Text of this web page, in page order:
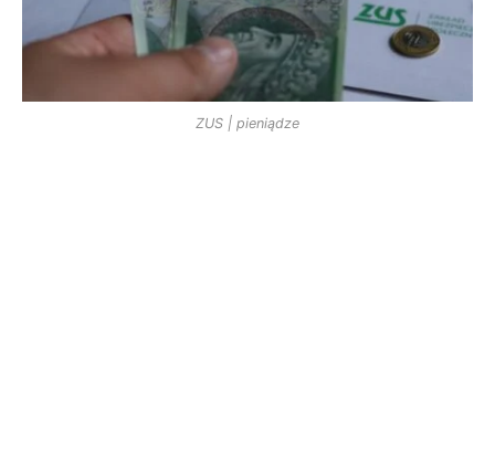
ZUS | pieniądze